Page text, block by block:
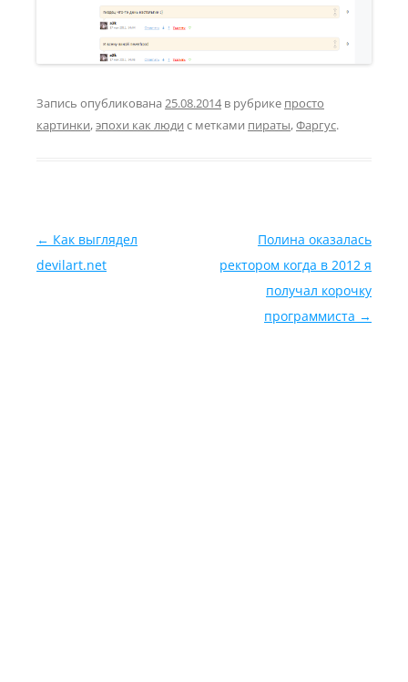
Запись опубликована 25.08.2014в рубрике просто
картинки,эпохи как люди с метками пираты,Фаргус.
Навигация по записям
← Как выглядел
devilart.net
Полина оказалась
ректором когда в 2012 я
получал корочку
программиста →